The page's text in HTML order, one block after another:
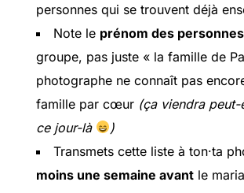
personnes qui se trouvent déjà
Note le prénom des personnes
groupe, pas juste « la famille de
photographe ne connaît pas
famille par cœur (ça viendra
ce jour-là
)
Transmets cette liste à ton·ta
moins une semaine avant le